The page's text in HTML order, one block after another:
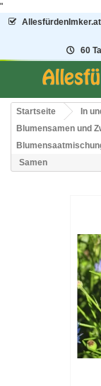
"
60
Startseite
In
Blumensamen und
Samen